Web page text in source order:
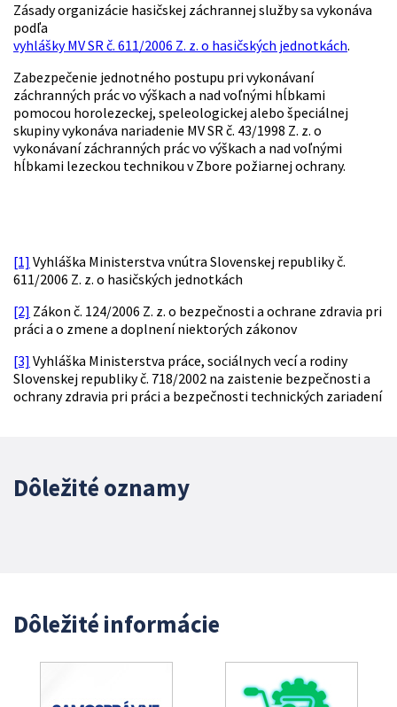
Zásady organizácie hasičskej záchrannej služby sa vykonáva
podľa
vyhlášky MV SR č. 611/2006 Z. z. o hasičských jednotkách.
Zabezpečenie jednotného postupu pri vykonávaní
záchranných prác vo výškach a nad voľnými hĺbkami
pomocou horolezeckej, speleologickej alebo špeciálnej
skupiny vykonáva nariadenie MV SR č. 43/1998 Z. z. o
vykonávaní záchranných prác vo výškach a nad voľnými
hĺbkami lezeckou technikou v Zbore požiarnej ochrany.
[1] Vyhláška Ministerstva vnútra Slovenskej republiky č.
611/2006 Z. z. o hasičských jednotkách
[2] Zákon č. 124/2006 Z. z. o bezpečnosti a ochrane zdravia pri
práci a o zmene a doplnení niektorých zákonov
[3] Vyhláška Ministerstva práce, sociálnych vecí a rodiny
Slovenskej republiky č. 718/2002 na zaistenie bezpečnosti a
ochrany zdravia pri práci a bezpečnosti technických zariadení
Dôležité oznamy
Dôležité informácie